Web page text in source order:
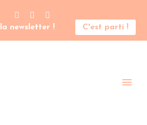
newsletter ! C'est parti !